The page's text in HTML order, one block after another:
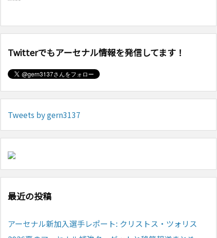
Twitterでもアーセナル情報を発信してます！
Tweets by gern3137
最近の投稿
アーセナル新加入選手レポート: クリストス・ツォリス